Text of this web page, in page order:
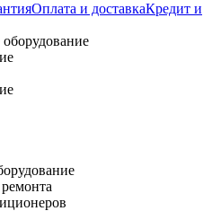
Оплата и доставкаКредит и